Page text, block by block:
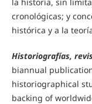
cronológicas; y
histórica y a la
Historiografías,
biannual
historiographical
backing of